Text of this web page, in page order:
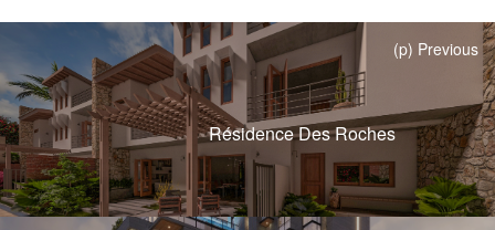
(p) Previous
Résidence Des Roches